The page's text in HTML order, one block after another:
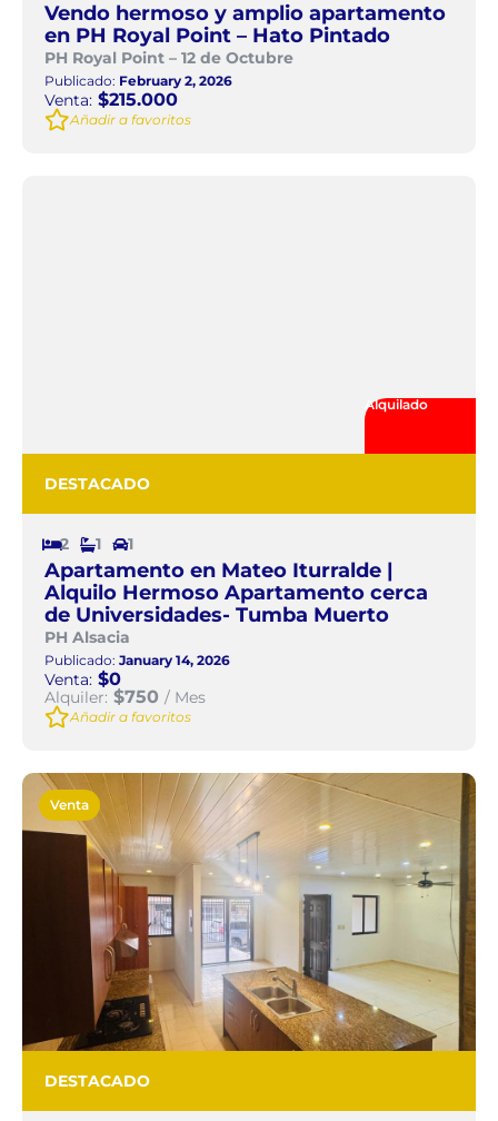
Vendo hermoso y amplio apartamento
en PH Royal Point – Hato Pintado
PH Royal Point – 12 de Octubre
Publicado: February 2, 2026
Venta: $215.000
Añadir a favoritos
Alquilado
DESTACADO
2 1 1
Apartamento en Mateo Iturralde |
Alquilo Hermoso Apartamento cerca
de Universidades- Tumba Muerto
PH Alsacia
Publicado: January 14, 2026
Venta: $0
Alquiler: $750 / Mes
Añadir a favoritos
Venta
DESTACADO